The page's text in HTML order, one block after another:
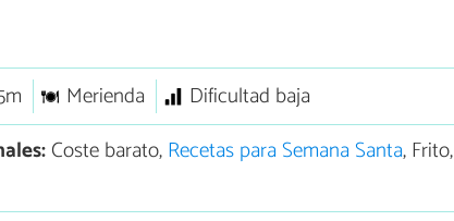
Merienda
Dificultad baja
Coste barato,Recetas para Semana Santa, Frito,